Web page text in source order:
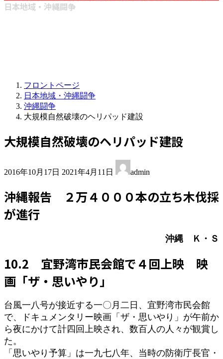
日本地域・沖縄闘争
フロントページ
日本地域・沖縄闘争
沖縄闘争
大規模自然破壊のヘリパッド建設
大規模自然破壊のヘリパッド建設
2016年10月17日 終
新
2021年4月11日 admin
沖縄報告 ２万４０００本の立ち木伐採
が進行
沖縄 Ｋ・Ｓ
10.2 宜野湾市民会館で４回上映 映
画「ザ・思いやり」
台風一八号が接近する一〇月二日、宜野湾市民会館
で、ドキュメンタリー映画「ザ・思いやり」が午前か
ら夜にかけて計四回上映され、数百人の人々が観賞し
た。
「思いやり予算」は一九七八年、当時の防衛庁長官・